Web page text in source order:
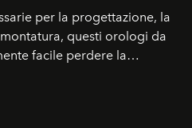
per la progettazione, la
questi orologi da
facile perdere la
quadranti così